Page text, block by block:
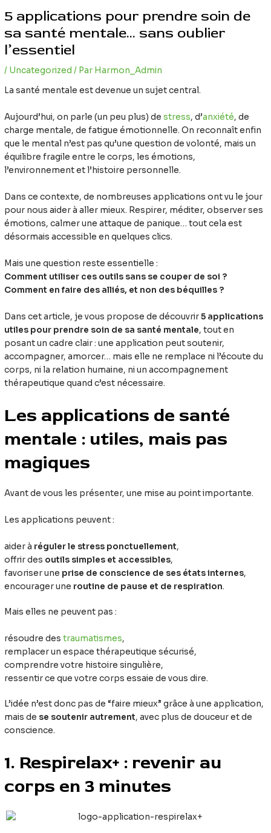
5 applications pour prendre soin de
sa santé mentale… sans oublier
l’essentiel
/ Uncategorized / Par Harmon_Admin
La santé mentale est devenue un sujet central.
Aujourd’hui, on parle (un peu plus) destress, d’anxiété, de
charge mentale, de fatigue émotionnelle. On reconnaît enfin
que le mental n’est pas qu’une question de volonté, mais un
équilibre fragile entre le corps, les émotions,
l’environnement et l’histoire personnelle.
Dans ce contexte, de nombreuses applications ont vu le jour
pour nous aider à aller mieux. Respirer, méditer, observer ses
émotions, calmer une attaque de panique… tout cela est
désormais accessible en quelques clics.
Mais une question reste essentielle :
Comment utiliser ces outils sans se couper de soi ?
Comment en faire des alliés, et non des béquilles ?
Dans cet article, je vous propose de découvrir5 applications
utiles pour prendre soin de sa santé mentale, tout en
posant un cadre clair : une application peut soutenir,
accompagner, amorcer… mais elle ne remplace ni l’écoute du
corps, ni la relation humaine, ni un accompagnement
thérapeutique quand c’est nécessaire.
Les applications de santé
mentale : utiles, mais pas
magiques
Avant de vous les présenter, une mise au point importante.
Les applications peuvent :
aider à réguler le stress ponctuellement,
offrir des outils simples et accessibles,
favoriser une prise de conscience de ses états internes,
encourager une routine de pause et de respiration.
Mais elles ne peuvent pas :
résoudre destraumatismes,
remplacer un espace thérapeutique sécurisé,
comprendre votre histoire singulière,
ressentir ce que votre corps essaie de vous dire.
L’idée n’est donc pas de “faire mieux” grâce à une application,
mais de se soutenir autrement, avec plus de douceur et de
conscience.
1. Respirelax+ : revenir au
corps en 3 minutes